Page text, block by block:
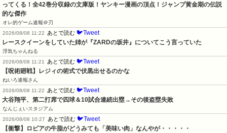
ってくる！全42巻分収録の文庫版！ヤンキー漫画の頂点！ジャンプ黄金期の伝説
的な傑作
オレ的ゲーム速報＠刃
2026/08/08 11:22
あとで読む 🐦Tweet
レースクイーンをしていた姉が『ZARDの坂井』についてこう言っていた
浮気ちゃんねる
2026/08/08 11:21
あとで読む 🐦Tweet
【呪術廻戦】レジィの術式で伏黒出せるのかな
ねいろ速報さん
2026/08/08 11:22
あとで読む 🐦Tweet
大谷翔平、第二打席で四球＆10試合連続出塁→その後盗塁失敗
なんじぇいスタジアム
2026/08/08 10:27
あとで読む 🐦Tweet
【衝撃】ロピアの牛脂がどうみても「美味い肉」なんやが・・・・・